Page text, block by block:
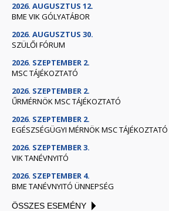
2026. AUGUSZTUS 12.
BME VIK GÓLYATÁBOR
2026. AUGUSZTUS 30.
SZÜLŐI FÓRUM
2026. SZEPTEMBER 2.
MSC TÁJÉKOZTATÓ
2026. SZEPTEMBER 2.
ŰRMÉRNÖK MSC TÁJÉKOZTATÓ
2026. SZEPTEMBER 2.
EGÉSZSÉGÜGYI MÉRNÖK MSC TÁJÉKOZTATÓ
2026. SZEPTEMBER 3.
VIK TANÉVNYITÓ
2026. SZEPTEMBER 4.
BME TANÉVNYITÓ ÜNNEPSÉG
ÖSSZES ESEMÉNY